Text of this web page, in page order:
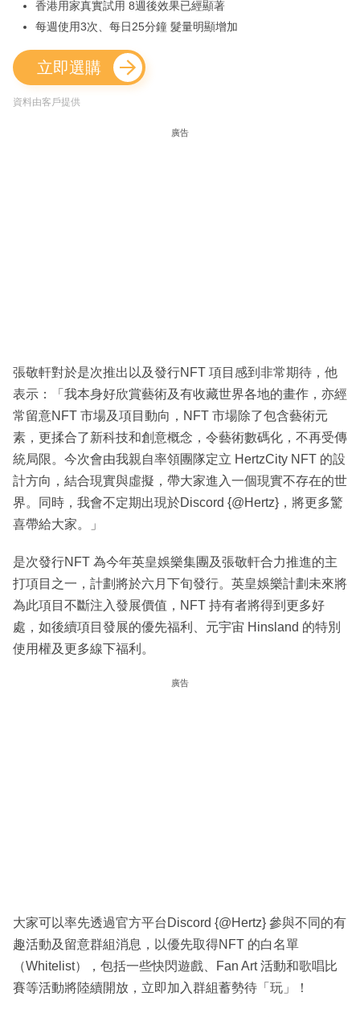
香港用家真實試用 8週後效果已經顯著
每週使用3次、每日25分鐘 髮量明顯增加
立即選購
資料由客戶提供
廣告
張敬軒對於是次推出以及發行NFT 項目感到非常期待，他
表示：「我本身好欣賞藝術及有收藏世界各地的畫作，亦經
常留意NFT 市場及項目動向，NFT 市場除了包含藝術元
素，更揉合了新科技和創意概念，令藝術數碼化，不再受傳
統局限。今次會由我親自率領團隊定立 HertzCity NFT 的設
計方向，結合現實與虛擬，帶大家進入一個現實不存在的世
界。同時，我會不定期出現於Discord {@Hertz}，將更多驚
喜帶給大家。」
是次發行NFT 為今年英皇娛樂集團及張敬軒合力推進的主
打項目之一，計劃將於六月下旬發行。英皇娛樂計劃未來將
為此項目不斷注入發展價值，NFT 持有者將得到更多好
處，如後續項目發展的優先福利、元宇宙 Hinsland 的特別
使用權及更多線下福利。
廣告
大家可以率先透過官方平台Discord {@Hertz} 參與不同的有
趣活動及留意群組消息，以優先取得NFT 的白名單
（Whitelist），包括一些快閃遊戲、Fan Art 活動和歌唱比
賽等活動將陸續開放，立即加入群組蓄勢待「玩」！